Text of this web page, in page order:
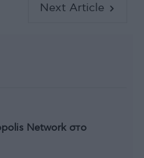
Next Article
Network στο